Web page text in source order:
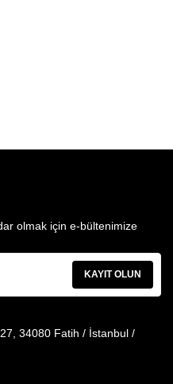
olmak için e-bültenimize
KAYIT OLUN
34080 Fatih / İstanbul /